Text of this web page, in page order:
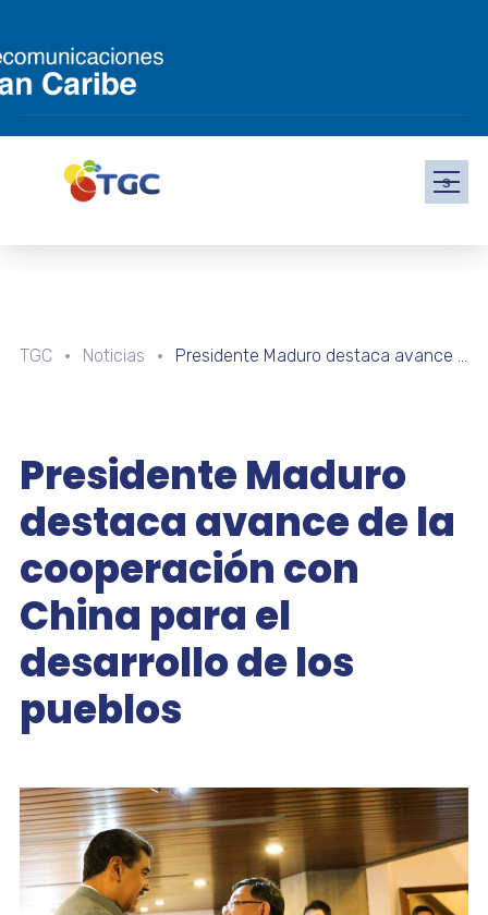
s
TGC Noticias Presidente Maduro destaca avance de la cooperación con China para el desarrollo de los pueblos
Presidente Maduro
destaca avance de la
cooperación con
China para el
desarrollo de los
pueblos